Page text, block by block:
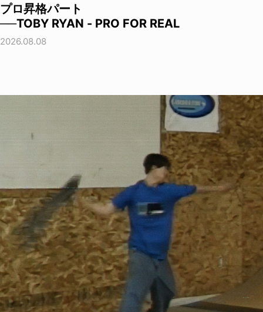
プロ昇格パート
──TOBY RYAN - PRO FOR REAL
2026.08.08